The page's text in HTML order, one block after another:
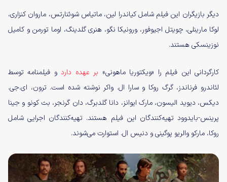
دیگر بازیگران این فیلم شامل کیاندرا لین، ماتیاس شوئنارتس، ماروان کنزاری،
لوکا مارینلی، چویتل اجیوفور، ورونیکا نگو، هنری گلدینگ، اوما تورمن و کامیل
نوزینسکی هستند.
کارگردانی این فیلم را «ویکتوریا ماهونی» بر عهده داردو فیلمنامه توسط
لئاندرو فرناندز، گرگ روکا و سارا ال. واکر نوشته شده است. ترون، ای.جی.
دیکس، دیوید الیسون، مارک ایوانز، دانا گلدبرگ، دان گرنجر، بث کونو و جینا
پرینس-بایدوود تهیه‌کنندگان این فیلم هستند. تهیه‌کنندگان اجرایی شامل
روکا، مارکو والریو پوگینی و دنیس ال. استوارت می‌شوند.